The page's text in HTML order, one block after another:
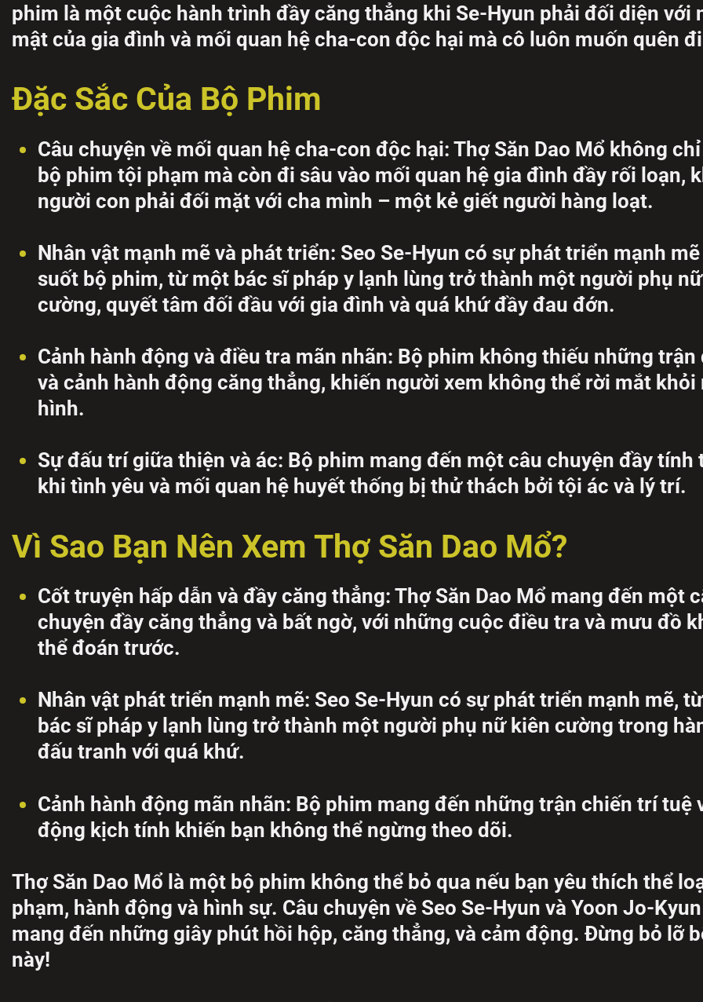
phim là một cuộc hành trình đầy căng thẳng khi Se-Hyun phải đối diện với
mật của gia đình và mối quan hệ cha-con độc hại mà cô luôn muốn quên
Đặc Sắc Của Bộ Phim
Câu chuyện về mối quan hệ cha-con độc hại: Thợ Săn Dao Mổ không
bộ phim tội phạm mà còn đi sâu vào mối quan hệ gia đình đầy rối loạn,
người con phải đối mặt với cha mình – một kẻ giết người hàng loạt.
Nhân vật mạnh mẽ và phát triển: Seo Se-Hyun có sự phát triển mạnh
suốt bộ phim, từ một bác sĩ pháp y lạnh lùng trở thành một người phụ
cường, quyết tâm đối đầu với gia đình và quá khứ đầy đau đớn.
Cảnh hành động và điều tra mãn nhãn: Bộ phim không thiếu những
và cảnh hành động căng thẳng, khiến người xem không thể rời mắt khỏi
hình.
Sự đấu trí giữa thiện và ác: Bộ phim mang đến một câu chuyện đầy tính
khi tình yêu và mối quan hệ huyết thống bị thử thách bởi tội ác và lý trí.
Vì Sao Bạn Nên Xem Thợ Săn Dao Mổ?
Cốt truyện hấp dẫn và đầy căng thẳng: Thợ Săn Dao Mổ mang đến một
chuyện đầy căng thẳng và bất ngờ, với những cuộc điều tra và mưu đồ
thể đoán trước.
Nhân vật phát triển mạnh mẽ: Seo Se-Hyun có sự phát triển mạnh mẽ,
bác sĩ pháp y lạnh lùng trở thành một người phụ nữ kiên cường trong
đấu tranh với quá khứ.
Cảnh hành động mãn nhãn: Bộ phim mang đến những trận chiến trí tuệ
động kịch tính khiến bạn không thể ngừng theo dõi.
Thợ Săn Dao Mổ là một bộ phim không thể bỏ qua nếu bạn yêu thích thể
phạm, hành động và hình sự. Câu chuyện về Seo Se-Hyun và Yoon Jo-
mang đến những giây phút hồi hộp, căng thẳng, và cảm động. Đừng bỏ lỡ
này!